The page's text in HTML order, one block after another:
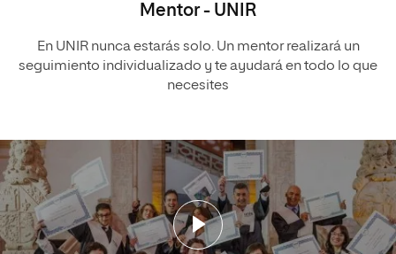
Mentor - UNIR
En UNIR nunca estarás solo. Un mentor realizará un
seguimiento individualizado y te ayudará en todo lo que
necesites